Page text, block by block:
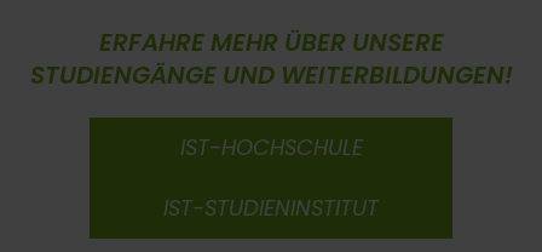
ERFAHRE MEHR ÜBER UNSERE
STUDIENGÄNGE UND WEITERBILDUNGEN!
IST-HOCHSCHULE
IST-STUDIENINSTITUT